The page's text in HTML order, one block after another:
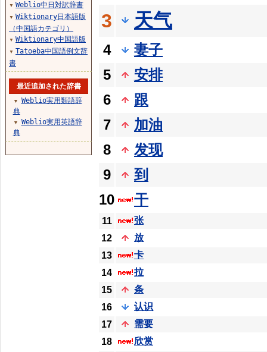
3
天气
4
妻子
5
安排
6
跟
7
加油
8
发现
9
到
10
干
11
张
12
放
13
卡
14
拉
15
条
16
认识
17
需要
18
欣赏
▼ Weblio中日対訳辞書
▼ Wiktionary日本語版
（中国語カテゴリ）
▼ Wiktionary中国語版
▼ Tatoeba中国語例文辞
書
最近追加された辞書
▼
Weblio実用類語辞
典
▼
Weblio実用英語辞
典